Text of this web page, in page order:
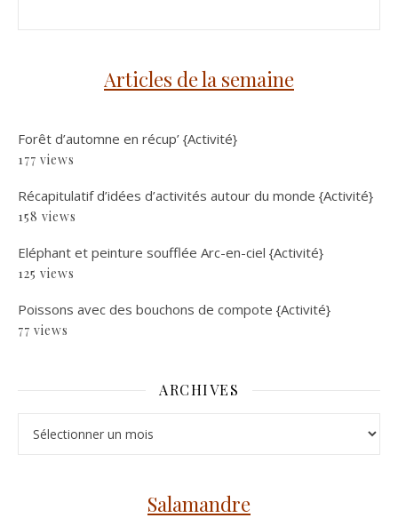
Articles de la semaine
Forêt d’automne en récup’ {Activité}
177 views
Récapitulatif d’idées d’activités autour du monde {Activité}
158 views
Eléphant et peinture soufflée Arc-en-ciel {Activité}
125 views
Poissons avec des bouchons de compote {Activité}
77 views
ARCHIVES
Salamandre